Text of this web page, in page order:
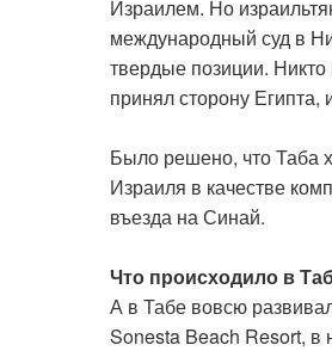
Израилем. Но
международный суд в
твердые позиции.
принял сторону
Было решено, что Таба
Израиля в качестве
въезда на Синай.
Что происходило в
А в Табе вовсю
Sonesta Beach Resort, в